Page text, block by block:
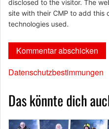
disclosed to the visitor. The
site with their CMP to add this
technologies used.
Datenschutzbestimmungen
Das könnte dich